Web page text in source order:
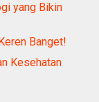
yang Bikin
Banget!
Kesehatan